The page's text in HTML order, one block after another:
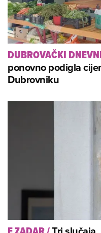
DUBROVAČKI
ponovno podigla
Dubrovniku